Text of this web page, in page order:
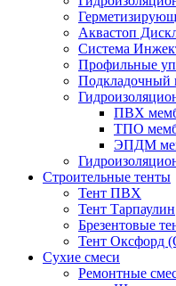
Аквастоп
Система
Профильные
Подкладочный
ПВХ
ТПО
ЭПДМ
Строительные тенты
Тент ПВХ
Тент Тарпаулин
Брезентовые
Тент Оксфорд
Сухие смеси
Ремонтные